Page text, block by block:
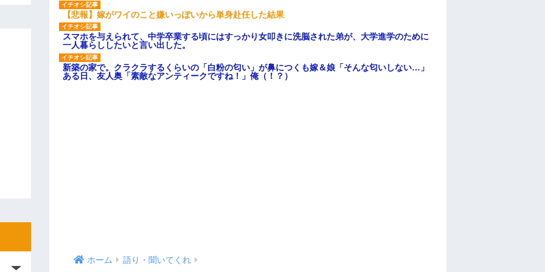
【悲報】嫁がワイのこと嫌いっぽいから単身赴任した結果
スマホを与えられて、中学卒業する頃にはすっかり女叩きに洗脳された弟が、大学進学のために
一人暮らししたいと言い出した。
新築の家で。クラクラするくらいの「白粉の匂い」が鼻につくも嫁＆娘「そんな匂いしない…」
ある日、友人奥「素敵なアンティークですね！」俺（！？）
ホーム 語り・聞いてくれ